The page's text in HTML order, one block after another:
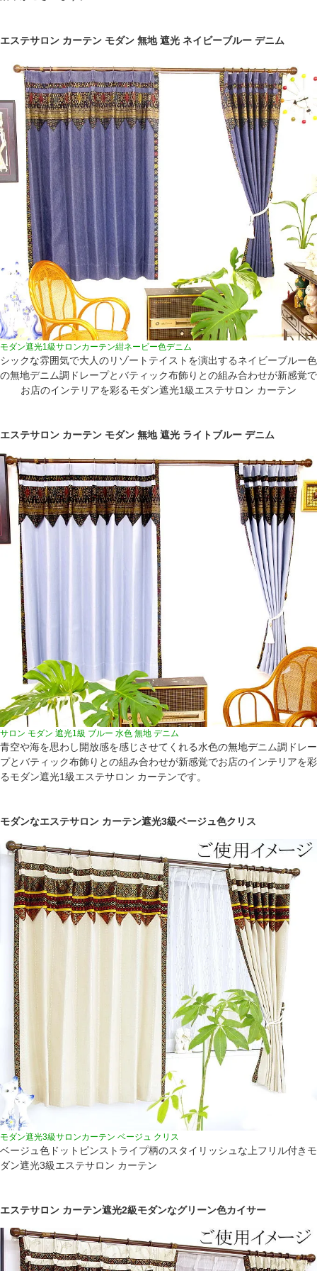
エステサロン カーテン モダン 無地 遮光 ネイビーブルー デニム
モダン遮光1級サロンカーテン紺ネービー色デニム
シックな雰囲気で大人のリゾートテイストを演出するネイビーブルー色
の無地デニム調ドレープとバティック布飾りとの組み合わせが新感覚で
お店のインテリアを彩るモダン遮光1級エステサロン カーテン
エステサロン カーテン モダン 無地 遮光 ライトブルー デニム
サロン モダン 遮光1級 ブルー 水色 無地 デニム
青空や海を思わし開放感を感じさせてくれる水色の無地デニム調ドレー
プとバティック布飾りとの組み合わせが新感覚でお店のインテリアを彩
るモダン遮光1級エステサロン カーテンです。
モダンなエステサロン カーテン遮光3級ベージュ色クリス
モダン遮光3級サロンカーテン ベージュ クリス
ベージュ色ドットピンストライプ柄のスタイリッシュな上フリル付きモ
ダン遮光3級エステサロン カーテン
エステサロン カーテン遮光2級モダンなグリーン色カイサー